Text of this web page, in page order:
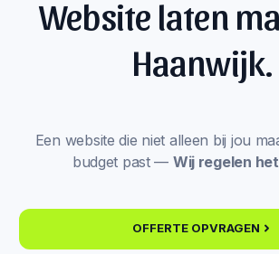
Website laten
Haanwijk.
Een website die niet alleen bij jou
budget past — Wij regelen
OFFERTE OPVRAGEN